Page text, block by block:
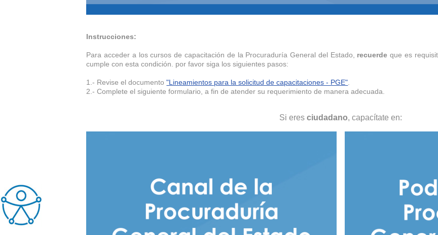
Instrucciones:
Para acceder a los cursos de capacitación de la Procuraduría General del Estado, recuerde que es
cumple con esta condición. por favor siga los siguientes pasos:
1.- Revise el documento"Lineamientos para la solicitud de capacitaciones - PGE"
2.- Complete el siguiente formulario, a fin de atender su requerimiento de manera adecuada.
Si eres ciudadano, capacítate en: